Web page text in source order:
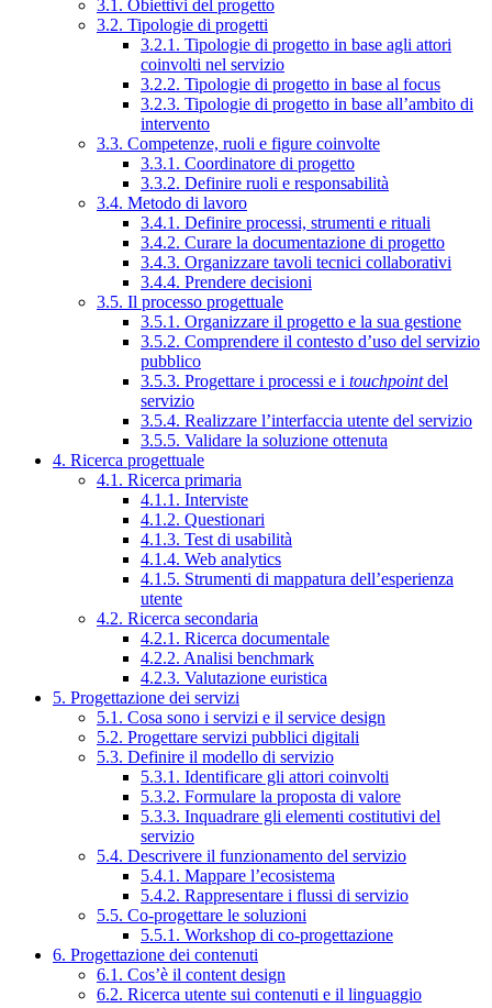
3.1. Obiettivi del progetto
3.2. Tipologie di progetti
3.2.1. Tipologie di progetto in base agli attori
coinvolti nel servizio
3.2.2. Tipologie di progetto in base al focus
3.2.3. Tipologie di progetto in base all’ambito di
intervento
3.3. Competenze, ruoli e figure coinvolte
3.3.1. Coordinatore di progetto
3.3.2. Definire ruoli e responsabilità
3.4. Metodo di lavoro
3.4.1. Definire processi, strumenti e rituali
3.4.2. Curare la documentazione di progetto
3.4.3. Organizzare tavoli tecnici collaborativi
3.4.4. Prendere decisioni
3.5. Il processo progettuale
3.5.1. Organizzare il progetto e la sua gestione
3.5.2. Comprendere il contesto d’uso del servizio
pubblico
3.5.3. Progettare i processi e i touchpointdel
servizio
3.5.4. Realizzare l’interfaccia utente del servizio
3.5.5. Validare la soluzione ottenuta
4. Ricerca progettuale
4.1. Ricerca primaria
4.1.1. Interviste
4.1.2. Questionari
4.1.3. Test di usabilità
4.1.4. Web analytics
4.1.5. Strumenti di mappatura dell’esperienza
utente
4.2. Ricerca secondaria
4.2.1. Ricerca documentale
4.2.2. Analisi benchmark
4.2.3. Valutazione euristica
5. Progettazione dei servizi
5.1. Cosa sono i servizi e il service design
5.2. Progettare servizi pubblici digitali
5.3. Definire il modello di servizio
5.3.1. Identificare gli attori coinvolti
5.3.2. Formulare la proposta di valore
5.3.3. Inquadrare gli elementi costitutivi del
servizio
5.4. Descrivere il funzionamento del servizio
5.4.1. Mappare l’ecosistema
5.4.2. Rappresentare i flussi di servizio
5.5. Co-progettare le soluzioni
5.5.1. Workshop di co-progettazione
6. Progettazione dei contenuti
6.1. Cos’è il content design
6.2. Ricerca utente sui contenuti e il linguaggio